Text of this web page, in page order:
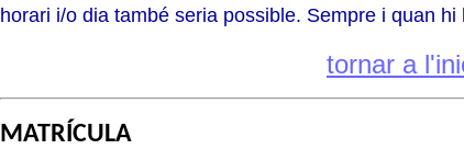
horari i/o dia també seria possible. Sempre i quan
tornar a
MATRÍCULA